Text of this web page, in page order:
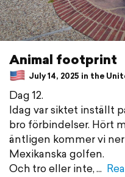
Animal footprint
July 14, 2025 in the
Dag 12.
Idag var siktet inställt
bro förbindelser. Hört
äntligen kommer vi
Mexikanska golfen.
Och tro eller inte,